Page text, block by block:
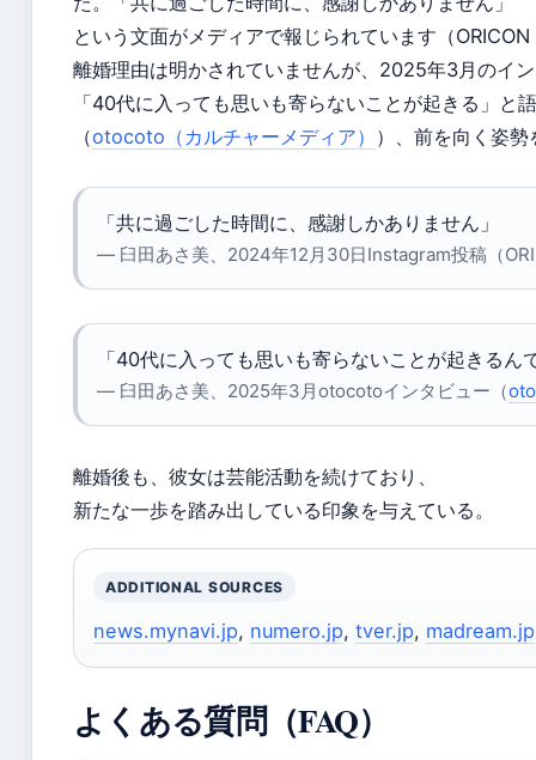
という文面がメディアで報じられています（
離婚理由は明かされていませんが、2025年3月のイ
「40代に入っても思いも寄らないことが起きる」と
（otocoto（カルチャーメディア） ）、前を向く姿
「共に過ごした時間に、感謝しかありません」
— 臼田あさ美、2024年12月30日Instagram投稿（
「40代に入っても思いも寄らないことが起きるん
— 臼田あさ美、2025年3月otocotoインタビュー（
離婚後も、彼女は芸能活動を続けており、
新たな一歩を踏み出している印象を与えている。
ADDITIONAL SOURCES
news.mynavi.jp, numero.jp, tver.jp, madream.jp
よくある質問（FAQ）